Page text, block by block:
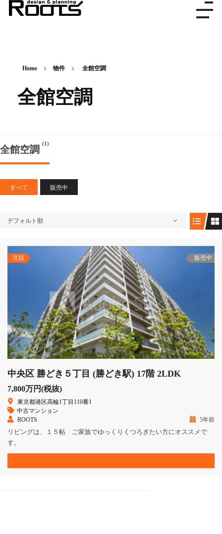
Home 物件 全館空調
全館空調
全館空調
(1)
すべて 販売中
デフォルト順
注目 販売中
中央区 勝どき５丁目 (勝どき駅) 17階 2LDK
7,800万円(税抜)
東京都港区高輪1丁目110番1
中古マンション
ROOTS
5年前
リビングは、１５帖 ご家族でゆっくりくつろぎたい方にオススメで
す。